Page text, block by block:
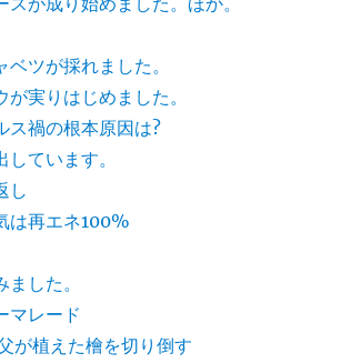
ベツが採れました。
が実りはじめました。
ス禍の根本原因は?
ています。
し
は再エネ100%
した。
マレード
が植えた檜を切り倒す